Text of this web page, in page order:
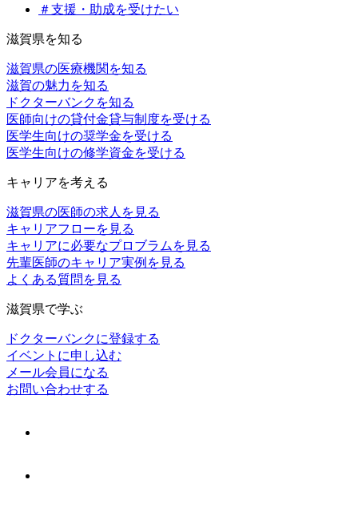
＃支援・助成を受けたい
滋賀県を知る
滋賀県の医療機関を知る
滋賀の魅力を知る
ドクターバンクを知る
医師向けの貸付金貸与制度を受ける
医学生向けの奨学金を受ける
医学生向けの修学資金を受ける
キャリアを考える
滋賀県の医師の求人を見る
キャリアフローを見る
キャリアに必要なプロブラムを見る
先輩医師のキャリア実例を見る
よくある質問を見る
滋賀県で学ぶ
ドクターバンクに登録する
イベントに申し込む
メール会員になる
お問い合わせする